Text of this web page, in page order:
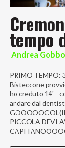
tempo
Andrea Gobbo
PRIMO TEMPO:
Bisteccone
ho creduto 14' -
andare dal
GOOOOOOOL(Il
PICCOLA DEVI